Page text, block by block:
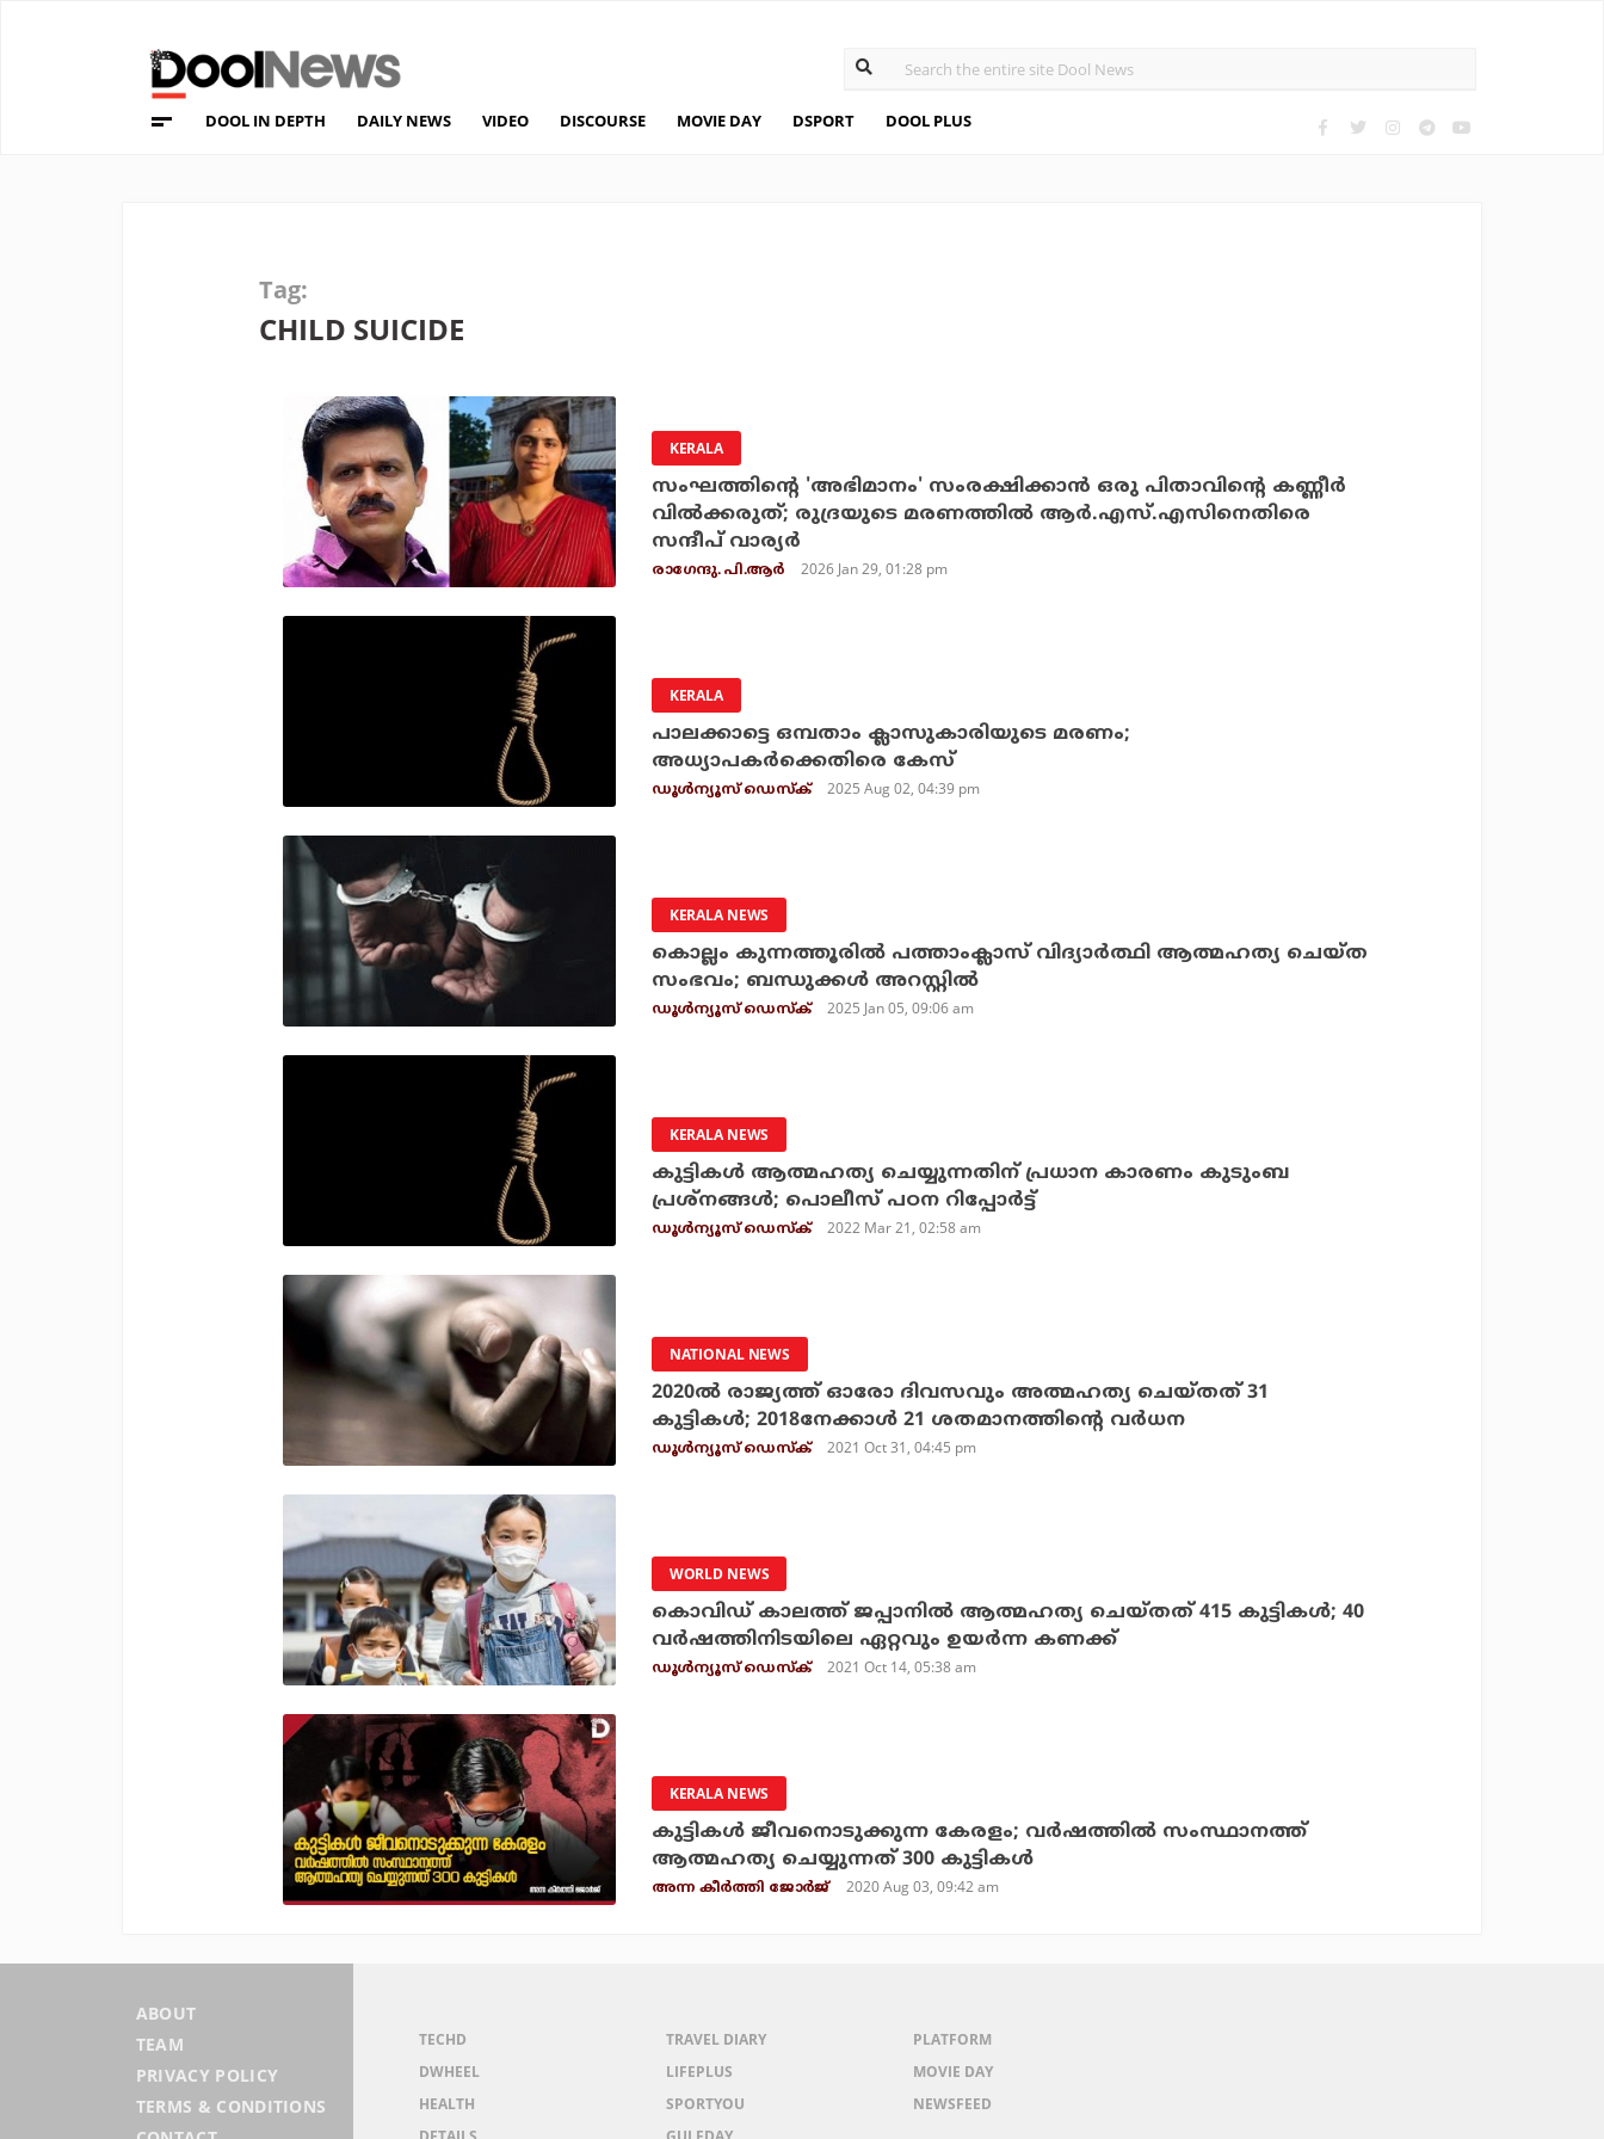
DOOL IN DEPTH DAILY NEWS VIDEO DISCOURSE MOVIE DAY DSPORT DOOL PLUS
Tag:
CHILD SUICIDE
KERALA
സംഘത്തിന്റെ 'അഭിമാനം' സംരക്ഷിക്കാന്‍ ഒരു പിതാവിന്റെ കണ്ണീര്‍
വില്‍ക്കരുത്; രുദ്രയുടെ മരണത്തില്‍ ആര്‍.എസ്.എസിനെതിരെ
സന്ദീപ് വാര്യര്‍
രാഗേന്ദു. പി.ആര്‍ 2026 Jan 29, 01:28 pm
KERALA
പാലക്കാട്ടെ ഒമ്പതാം ക്ലാസുകാരിയുടെ മരണം;
അധ്യാപകര്‍ക്കെതിരെ കേസ്
ഡൂള്‍ന്യൂസ് ഡെസ്‌ക് 2025 Aug 02, 04:39 pm
KERALA NEWS
കൊല്ലം കുന്നത്തൂരില്‍ പത്താംക്ലാസ് വിദ്യാര്‍ത്ഥി ആത്മഹത്യ ചെയ്ത
സംഭവം; ബന്ധുക്കള്‍ അറസ്റ്റില്‍
ഡൂള്‍ന്യൂസ് ഡെസ്‌ക് 2025 Jan 05, 09:06 am
KERALA NEWS
കുട്ടികള്‍ ആത്മഹത്യ ചെയ്യുന്നതിന് പ്രധാന കാരണം കുടുംബ
പ്രശ്‌നങ്ങള്‍; പൊലീസ് പഠന റിപ്പോര്‍ട്ട്
ഡൂള്‍ന്യൂസ് ഡെസ്‌ക് 2022 Mar 21, 02:58 am
NATIONAL NEWS
2020ല്‍ രാജ്യത്ത് ഓരോ ദിവസവും അത്മഹത്യ ചെയ്തത് 31
കുട്ടികള്‍; 2018നേക്കാള്‍ 21 ശതമാനത്തിന്റെ വര്‍ധന
ഡൂള്‍ന്യൂസ് ഡെസ്‌ക് 2021 Oct 31, 04:45 pm
WORLD NEWS
കൊവിഡ് കാലത്ത് ജപ്പാനില്‍ ആത്മഹത്യ ചെയ്തത് 415 കുട്ടികള്‍; 40
വര്‍ഷത്തിനിടയിലെ ഏറ്റവും ഉയര്‍ന്ന കണക്ക്
ഡൂള്‍ന്യൂസ് ഡെസ്‌ക് 2021 Oct 14, 05:38 am
KERALA NEWS
കുട്ടികള്‍ ജീവനൊടുക്കുന്ന കേരളം; വര്‍ഷത്തില്‍ സംസ്ഥാനത്ത്
ആത്മഹത്യ ചെയ്യുന്നത് 300 കുട്ടികള്‍
അന്ന കീർത്തി ജോർജ് 2020 Aug 03, 09:42 am
ABOUT
TEAM
PRIVACY POLICY
TERMS & CONDITIONS
TECHD
DWHEEL
HEALTH
TRAVEL DIARY
LIFEPLUS
SPORTYOU
PLATFORM
MOVIE DAY
NEWSFEED